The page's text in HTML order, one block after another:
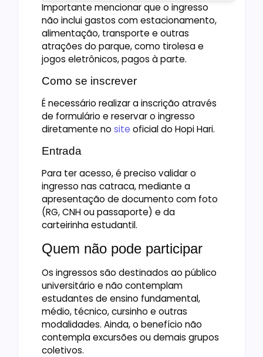
Importante mencionar que o ingresso
não inclui gastos com estacionamento,
alimentação, transporte e outras
atrações do parque, como tirolesa e
jogos eletrônicos, pagos à parte.
Como se inscrever
É necessário realizar a inscrição através
de formulário e reservar o ingresso
diretamente no site oficial do Hopi Hari.
Entrada
Para ter acesso, é preciso validar o
ingresso nas catraca, mediante a
apresentação de documento com foto
(RG, CNH ou passaporte) e da
carteirinha estudantil.
Quem não pode participar
Os ingressos são destinados ao público
universitário e não contemplam
estudantes de ensino fundamental,
médio, técnico, cursinho e outras
modalidades. Ainda, o benefício não
contempla excursões ou demais grupos
coletivos.